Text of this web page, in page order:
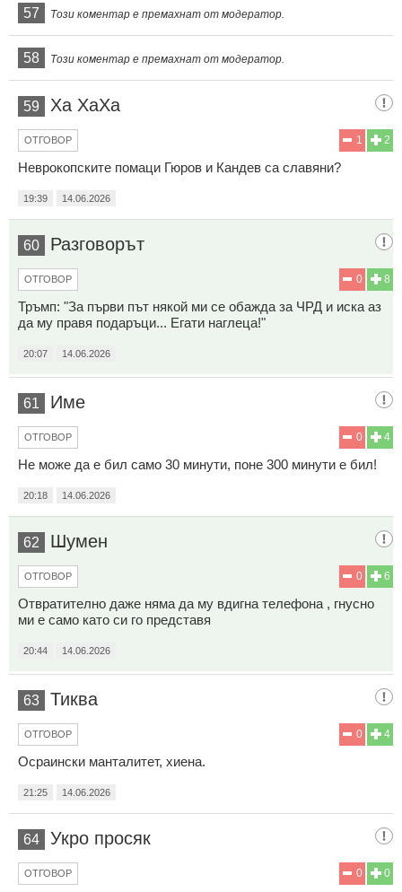
57 Този коментар е премахнат от модератор.
58 Този коментар е премахнат от модератор.
59 Ха ХаХа
2
1
ОТГОВОР
Неврокопските помаци Гюров и Кандев са славяни?
19:39 14.06.2026
60 Разговорът
8
0
ОТГОВОР
Тръмп: "За първи път някой ми се обажда за ЧРД и иска аз
да му правя подаръци... Егати наглеца!"
20:07 14.06.2026
61 Име
4
0
ОТГОВОР
Не може да е бил само 30 минути, поне 300 минути е бил!
20:18 14.06.2026
62 Шумен
6
0
ОТГОВОР
Отвратително даже няма да му вдигна телефона , гнусно
ми е само като си го представя
20:44 14.06.2026
63 Тиква
4
0
ОТГОВОР
Осраински манталитет, хиена.
21:25 14.06.2026
64 Укро просяк
0
0
ОТГОВОР